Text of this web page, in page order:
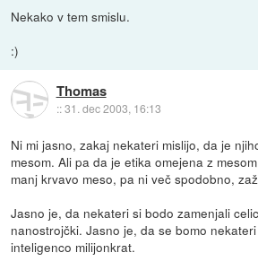
Nekako v tem smislu.
:)
Thomas
::31. dec 2003, 16:13
Ni mi jasno, zakaj nekateri mislijo, da je
mesom. Ali pa da je etika omejena z
manj krvavo meso, pa ni več spodobno,
Jasno je, da nekateri si bodo zamenjali
nanostrojčki. Jasno je, da se bomo
inteligenco milijonkrat.